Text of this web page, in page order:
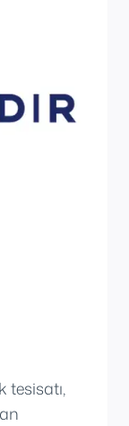
tesisatı,